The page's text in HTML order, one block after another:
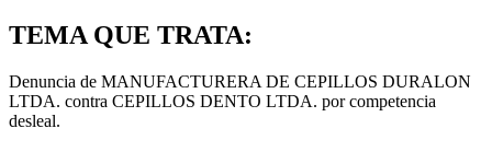
TEMA QUE TRATA:
Denuncia de MANUFACTURERA DE CEPILLOS DURALON
LTDA. contra CEPILLOS DENTO LTDA. por competencia
desleal.